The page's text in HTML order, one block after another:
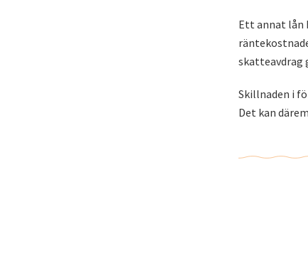
Ett annat lån
skatteavdrag
Skillnaden i
Det kan